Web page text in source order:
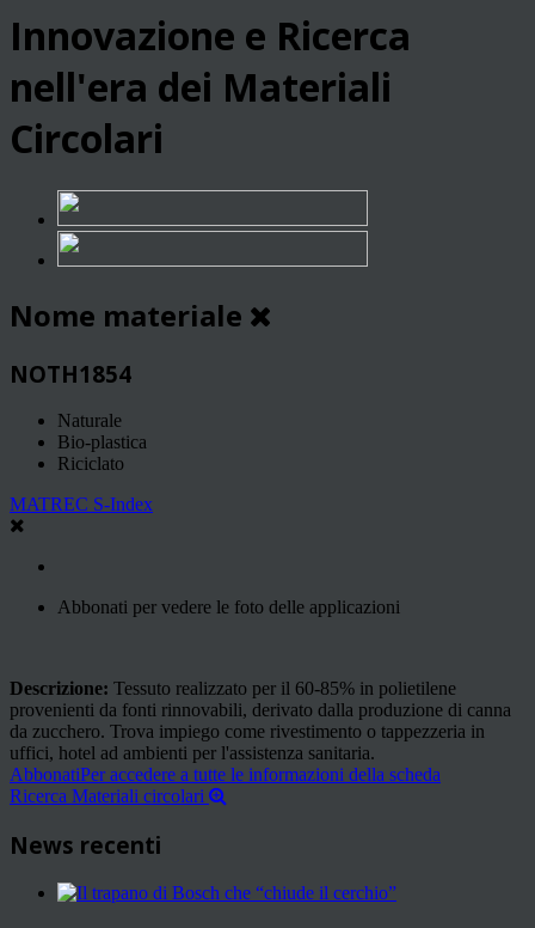
Innovazione e Ricerca
nell'era dei Materiali
Circolari
Nome materiale
NOTH1854
Naturale
Bio-plastica
Riciclato
MATREC S-Index
Abbonati per vedere le foto delle applicazioni
Descrizione: Tessuto realizzato per il 60-85% in polietilene
provenienti da fonti rinnovabili, derivato dalla produzione di canna
da zucchero. Trova impiego come rivestimento o tappezzeria in
uffici, hotel ad ambienti per l'assistenza sanitaria.
AbbonatiPer accedere a tutte le informazioni della scheda
Ricerca Materiali circolari
News recenti